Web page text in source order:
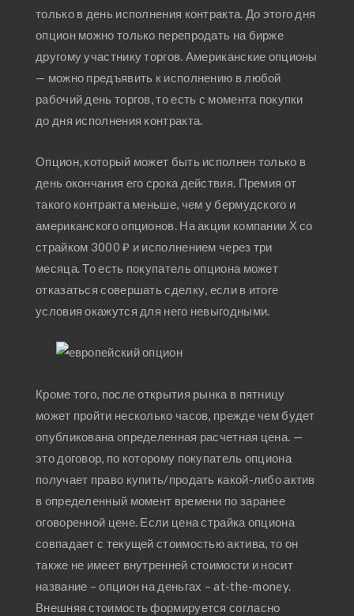
только в день исполнения контракта. До этого дня
опцион можно только перепродать на бирже
другому участнику торгов. Американские опционы
— можно предъявить к исполнению в любой
рабочий день торгов, то есть с момента покупки
до дня исполнения контракта.
Опцион, который может быть исполнен только в
день окончания его срока действия. Премия от
такого контракта меньше, чем у бермудского и
американского опционов. На акции компании Х со
страйком 3000 ₽ и исполнением через три
месяца. То есть покупатель опциона может
отказаться совершать сделку, если в итоге
условия окажутся для него невыгодными.
Кроме того, после открытия рынка в пятницу
может пройти несколько часов, прежде чем будет
опубликована определенная расчетная цена. —
это договор, по которому покупатель опциона
получает право купить/продать какой-либо актив
в определенный момент времени по заранее
оговоренной цене. Если цена страйка опциона
совпадает с текущей стоимостью актива, то он
также не имеет внутренней стоимости и носит
название – опцион на деньгах – at-the-money.
Внешняя стоимость формируется согласно